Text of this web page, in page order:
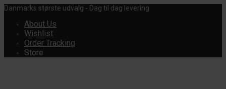
Danmarks største udvalg - Dag til dag levering
About Us
Wishlist
Order Tracking
Store